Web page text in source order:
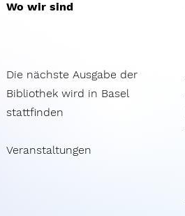
Wo wir sind
Die nächste Ausgabe der
Bibliothek wird in Basel
stattfinden
Veranstaltungen